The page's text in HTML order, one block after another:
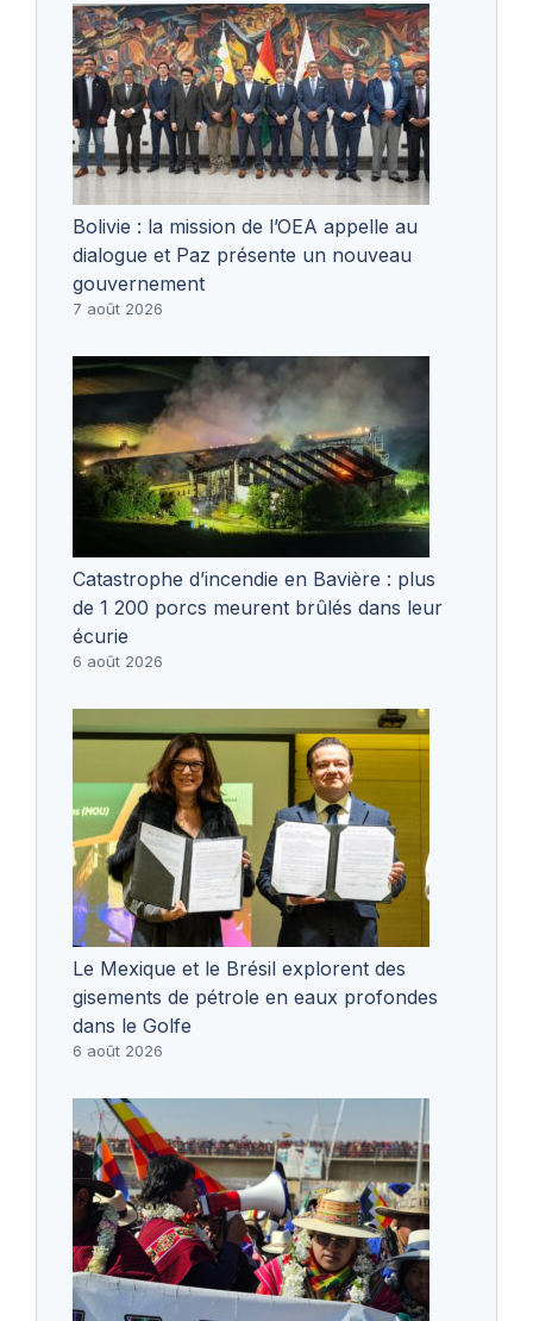
Bolivie : la mission de l’OEA appelle au
dialogue et Paz présente un nouveau
gouvernement
7 août 2026
Catastrophe d’incendie en Bavière : plus
de 1 200 porcs meurent brûlés dans leur
écurie
6 août 2026
Le Mexique et le Brésil explorent des
gisements de pétrole en eaux profondes
dans le Golfe
6 août 2026